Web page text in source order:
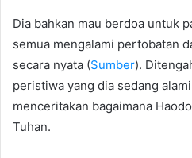
Dia bahkan mau berdoa untuk
semua mengalami pertobatan
secara nyata (Sumber).
peristiwa yang dia sedang
menceritakan bagaimana
Tuhan.